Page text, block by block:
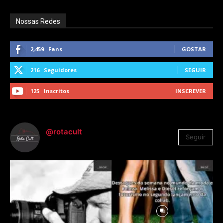
Nossas Redes
2,459 Fans GOSTAR
216 Seguidores SEGUIR
125 Inscritos INSCREVER
@rotacult
Seguir